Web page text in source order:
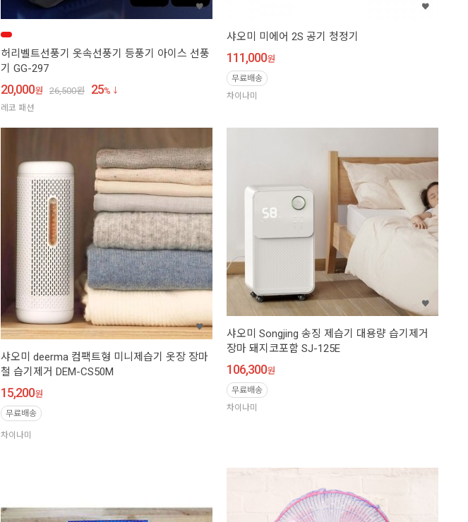
허리벨트선풍기 옷속선풍기 등풍기 아이스 선풍
기 GG-297
20,000원 26,500원 25%
레코 패션
샤오미 미에어 2S 공기 청정기
111,000원
무료배송
차이나미
샤오미 deerma 컴팩트형 미니제습기 옷장 장마
철 습기제거 DEM-CS50M
15,200원
무료배송
차이나미
샤오미 Songjing 송징 제습기 대용량 습기제거
장마 돼지코포함 SJ-125E
106,300원
무료배송
차이나미